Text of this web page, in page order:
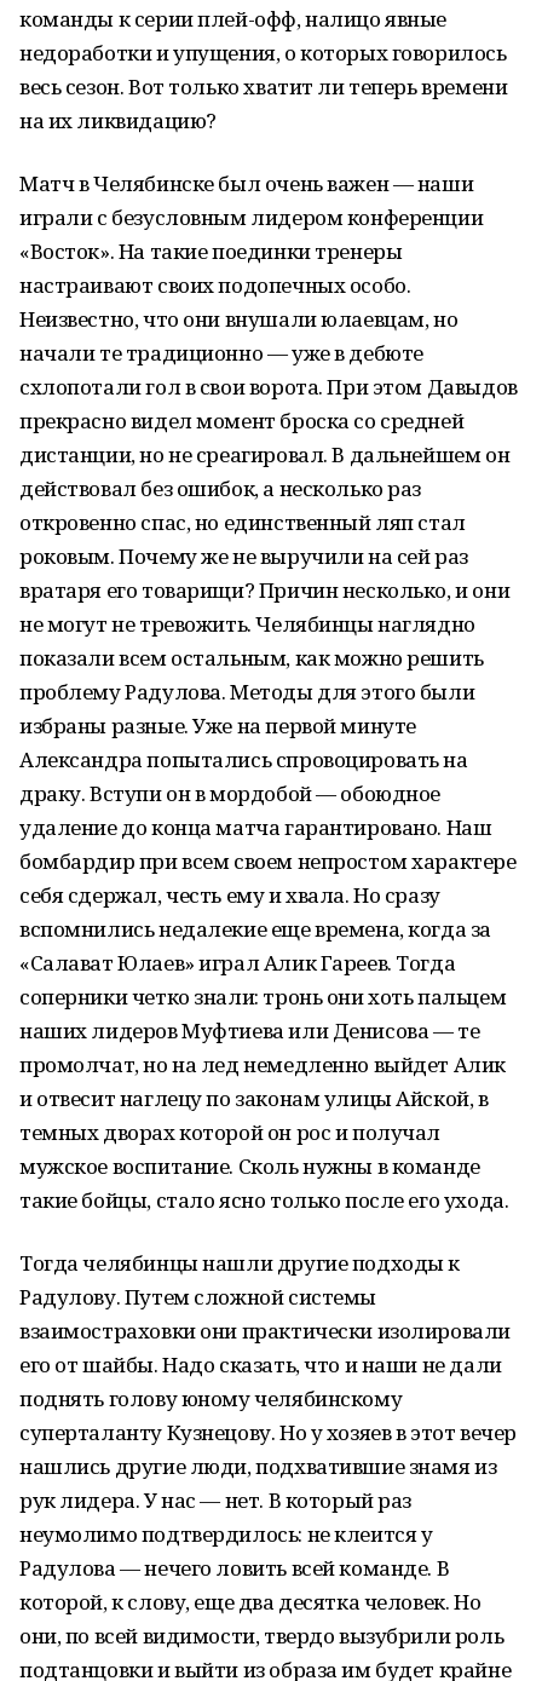
команды к серии плей-офф, налицо явные
недоработки и упущения, о которых говорилось
весь сезон. Вот только хватит ли теперь времени
на их ликвидацию?
Матч в Челябинске был очень важен — наши
играли с безусловным лидером конференции
«Восток». На такие поединки тренеры
настраивают своих подопечных особо.
Неизвестно, что они внушали юлаевцам, но
начали те традиционно — уже в дебюте
схлопотали гол в свои ворота. При этом Давыдов
прекрасно видел момент броска со средней
дистанции, но не среагировал. В дальнейшем он
действовал без ошибок, а несколько раз
откровенно спас, но единственный ляп стал
роковым. Почему же не выручили на сей раз
вратаря его товарищи? Причин несколько, и они
не могут не тревожить. Челябинцы наглядно
показали всем остальным, как можно решить
проблему Радулова. Методы для этого были
избраны разные. Уже на первой минуте
Александра попытались спровоцировать на
драку. Вступи он в мордобой — обоюдное
удаление до конца матча гарантировано. Наш
бомбардир при всем своем непростом характере
себя сдержал, честь ему и хвала. Но сразу
вспомнились недалекие еще времена, когда за
«Салават Юлаев» играл Алик Гареев. Тогда
соперники четко знали: тронь они хоть пальцем
наших лидеров Муфтиева или Денисова — те
промолчат, но на лед немедленно выйдет Алик
и отвесит наглецу по законам улицы Айской, в
темных дворах которой он рос и получал
мужское воспитание. Сколь нужны в команде
такие бойцы, стало ясно только после его ухода.
Тогда челябинцы нашли другие подходы к
Радулову. Путем сложной системы
взаимостраховки они практически изолировали
его от шайбы. Надо сказать, что и наши не дали
поднять голову юному челябинскому
суперталанту Кузнецову. Но у хозяев в этот вечер
нашлись другие люди, подхватившие знамя из
рук лидера. У нас — нет. В который раз
неумолимо подтвердилось: не клеится у
Радулова — нечего ловить всей команде. В
которой, к слову, еще два десятка человек. Но
они, по всей видимости, твердо вызубрили роль
подтанцовки и выйти из образа им будет крайне